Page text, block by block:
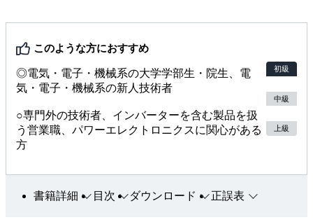
このような方におすすめ
◎電気・電子・機械系の大学学部生・院生、電
気・電子・機械系の新人技術者
○専門外の技術者、インバーターを含む製品を扱
う営業職、パワーエレクトロニクスに関心がある
方
初級
中級
上級
書籍詳細 目次 ダウンロード 正誤表